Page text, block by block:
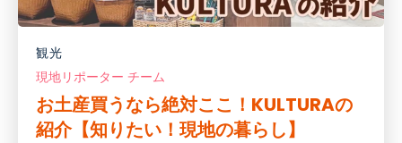
観光
現地リポーター チーム
お土産買うなら絶対ここ！KULTURAの
紹介【知りたい！現地の暮らし】